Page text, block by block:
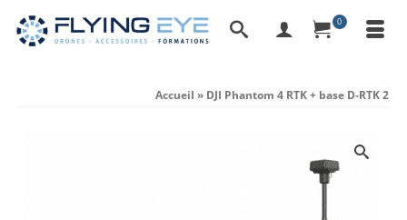
0
Accueil » DJI Phantom 4 RTK + base D-RTK 2